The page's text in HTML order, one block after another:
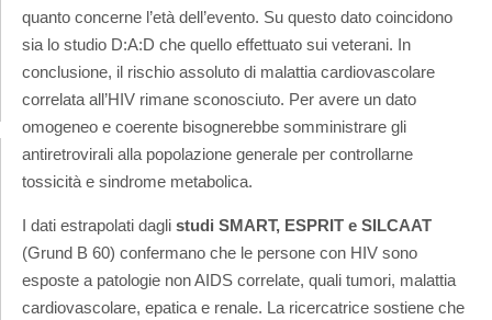
quanto concerne l’età dell’evento. Su questo dato coincidono
sia lo studio D:A:D che quello effettuato sui veterani. In
conclusione, il rischio assoluto di malattia cardiovascolare
correlata all’HIV rimane sconosciuto. Per avere un dato
omogeneo e coerente bisognerebbe somministrare gli
antiretrovirali alla popolazione generale per controllarne
tossicità e sindrome metabolica.
I dati estrapolati dagli studi SMART, ESPRIT e SILCAAT
(Grund B 60) confermano che le persone con HIV sono
esposte a patologie non AIDS correlate, quali tumori, malattia
cardiovascolare, epatica e renale. La ricercatrice sostiene che